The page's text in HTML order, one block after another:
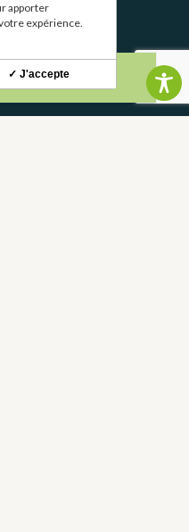
apporter
expérience.
✓ J'accepte